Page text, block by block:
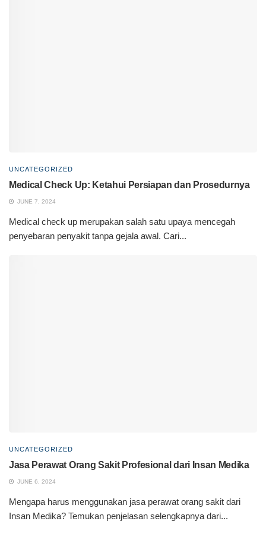
UNCATEGORIZED
Medical Check Up: Ketahui Persiapan dan Prosedurnya
JUNE 7, 2024
Medical check up merupakan salah satu upaya mencegah
penyebaran penyakit tanpa gejala awal. Cari...
UNCATEGORIZED
Jasa Perawat Orang Sakit Profesional dari Insan Medika
JUNE 6, 2024
Mengapa harus menggunakan jasa perawat orang sakit dari
Insan Medika? Temukan penjelasan selengkapnya dari...